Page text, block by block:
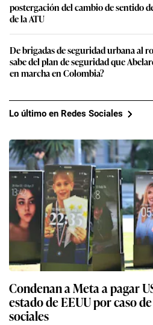
postergación del cambio de sentido
de la ATU
De brigadas de seguridad urbana al
sabe del plan de seguridad que
en marcha en Colombia?
Lo último en Redes Sociales
Condenan a Meta a pagar
estado de EEUU por caso
sociales